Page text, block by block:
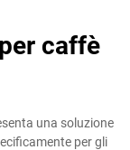
caffè
una soluzione
per gli